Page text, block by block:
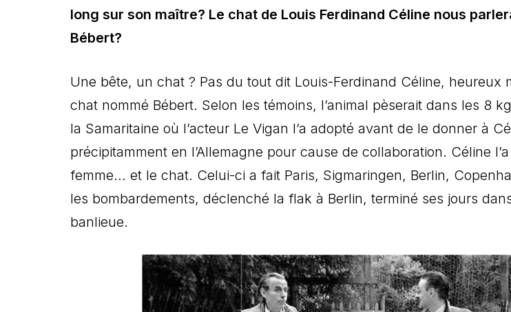
long sur son maître? Le chat de Louis Ferdinand Céline nous
Bébert?
Une bête, un chat ? Pas du tout dit Louis-Ferdinand Céline, heureux
chat nommé Bébert. Selon les témoins, l’animal pèserait dans les 8
la Samaritaine où l’acteur Le Vigan l’a adopté avant de le donner à
précipitamment en l’Allemagne pour cause de collaboration. Céline
femme… et le chat. Celui-ci a fait Paris, Sigmaringen, Berlin,
les bombardements, déclenché la flak à Berlin, terminé ses jours
banlieue.